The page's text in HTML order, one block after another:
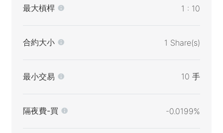
最大槓桿 1 : 10
合約大小 1 Share(s)
最小交易 10 手
隔夜費-買 -0.0199%